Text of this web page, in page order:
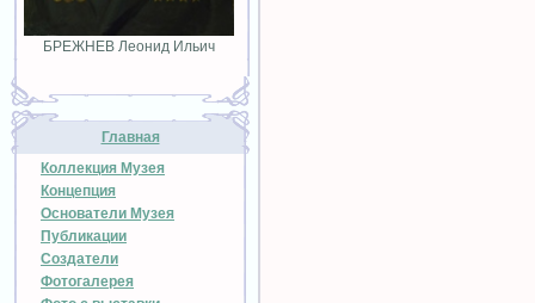
БРЕЖНЕВ Леонид Ильич
Главная
Коллекция Музея
Концепция
Основатели Музея
Публикации
Создатели
Фотогалерея